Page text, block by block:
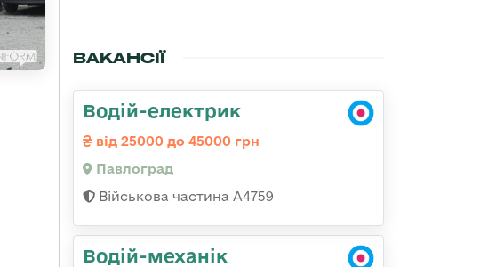
ВАКАНСІЇ
Водій-електрик
від 25000 до 45000 грн
Павлоград
Військова частина А4759
Водій-механік